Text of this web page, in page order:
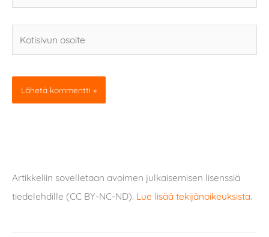
osoite
Artikkeliin sovelletaan avoimen julkaisemisen lisenssiä
tiedelehdille (CC BY-NC-ND). Lue lisää tekijänoikeuksista.